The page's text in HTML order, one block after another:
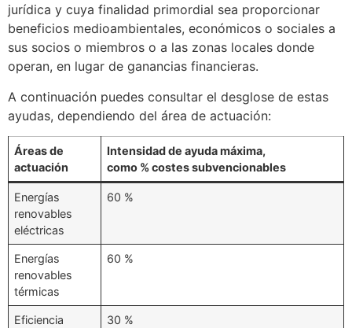
jurídica y cuya finalidad primordial sea proporcionar
beneficios medioambientales, económicos o sociales a
sus socios o miembros o a las zonas locales donde
operan, en lugar de ganancias financieras.
A continuación puedes consultar el desglose de estas
ayudas, dependiendo del área de actuación:
Áreas de
actuación
Intensidad de ayuda máxima,
como % costes subvencionables
Energías
renovables
eléctricas
60 %
Energías
renovables
térmicas
60 %
Eficiencia
30 %